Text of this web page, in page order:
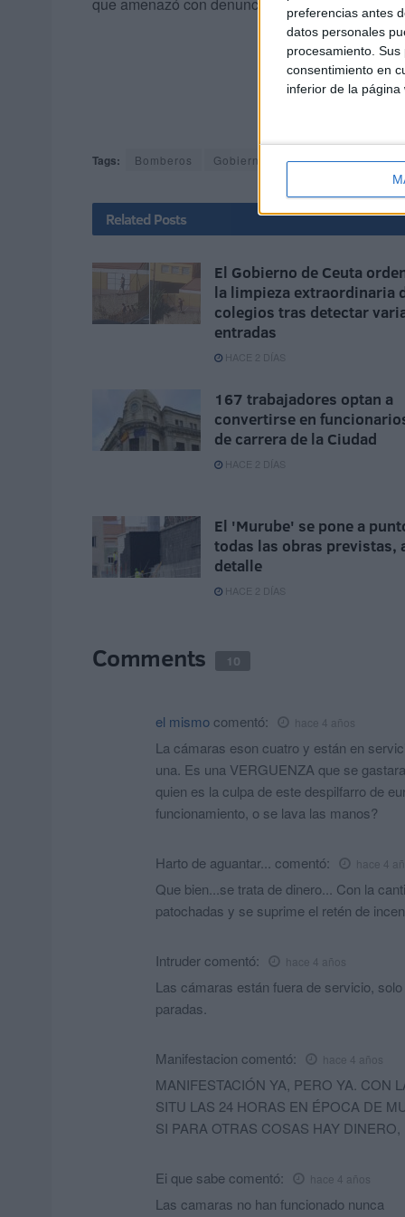
preferencias antes
datos personales
procesamiento.
consentimiento en
inferior de la página
que amenazó con denuncian penales si se da
Tags: Bomberos Gobierno de Ceuta Incendios
Related Posts
El Gobierno de Ceuta
la limpieza extraordinaria
colegios tras detectar
entradas
HACE 2 DÍAS
167 trabajadores optan a
convertirse en
de carrera de la Ciudad
HACE 2 DÍAS
El 'Murube' se pone a
todas las obras previstas,
detalle
HACE 2 DÍAS
Comments 10
el mismo comentó: hace 4 años
La cámaras eson cuatro y están en
una. Es una VERGUENZA que se
quien es la culpa de este despilfarro de
funcionamiento, o se lava las manos?
Harto de aguantar... comentó: hace 4
Que bien...se trata de dinero... Con la
patochadas y se suprime el retén de
Intruder comentó: hace 4 años
Las cámaras están fuera de servicio,
paradas.
Manifestacion comentó: hace 4 años
MANIFESTACIÓN YA, PERO YA. CON
SITU LAS 24 HORAS EN ÉPOCA DE
SI PARA OTRAS COSAS HAY
Ei que sabe comentó: hace 4 años
Las camaras no han funcionado nunca